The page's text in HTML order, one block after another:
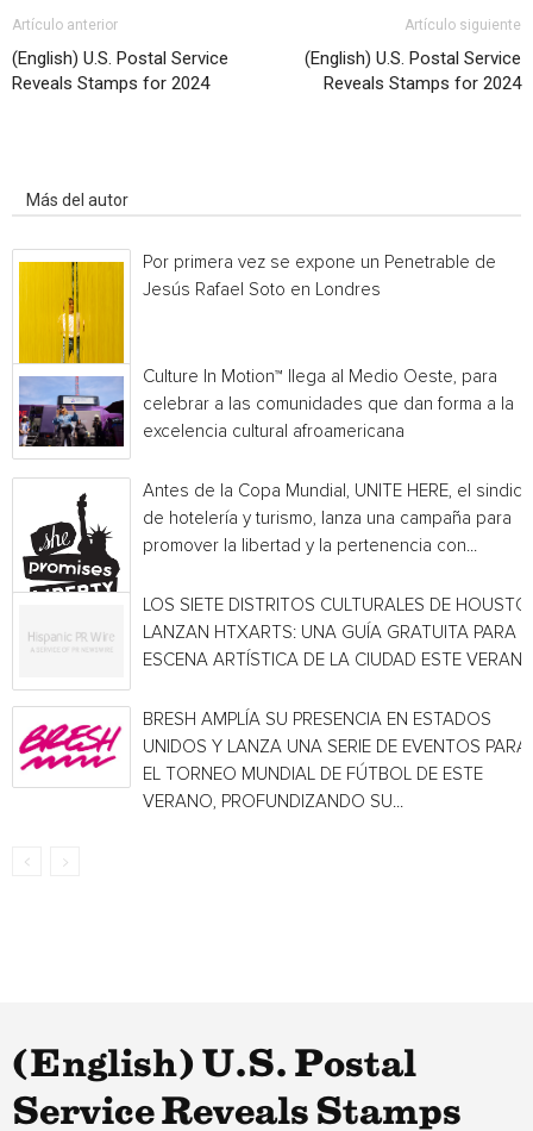
Artículo anterior
(English) U.S. Postal Service
Reveals Stamps for 2024
Artículo siguiente
(English) U.S. Postal Service
Reveals Stamps for 2024
Más del autor
Por primera vez se expone un Penetrable de
Jesús Rafael Soto en Londres
Culture In Motion™ llega al Medio Oeste, para
celebrar a las comunidades que dan forma a la
excelencia cultural afroamericana
Antes de la Copa Mundial, UNITE HERE, el
de hotelería y turismo, lanza una campaña para
promover la libertad y la pertenencia con...
LOS SIETE DISTRITOS CULTURALES DE
LANZAN HTXARTS: UNA GUÍA GRATUITA PARA
ESCENA ARTÍSTICA DE LA CIUDAD ESTE
BRESH AMPLÍA SU PRESENCIA EN ESTADOS
UNIDOS Y LANZA UNA SERIE DE EVENTOS PARA
EL TORNEO MUNDIAL DE FÚTBOL DE ESTE
VERANO, PROFUNDIZANDO SU...
(English) U.S. Postal
Service Reveals Stamps